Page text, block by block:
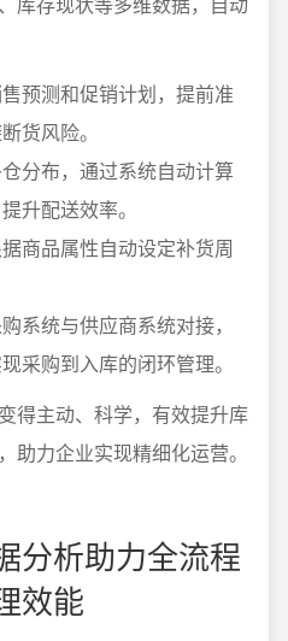
预测和促销计划，提前准
货风险。
分布，通过系统自动计算
升配送效率。
商品属性自动设定补货周
系统与供应商系统对接，
采购到入库的闭环管理。
得主动、科学，有效提升库
助力企业实现精细化运营。
分析助力全流程
效能